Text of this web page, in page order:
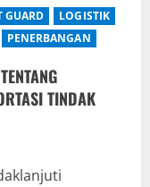
GUARD
LOGISTIK
PENERBANGAN
TINDAK